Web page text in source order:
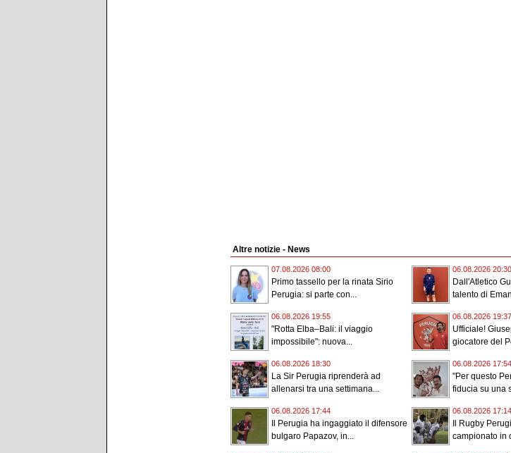
Altre notizie - News
07.08.2026 08:00
Primo tassello per la rinata Sirio
Perugia: si parte con...
06.08.2026 20:30
Dall'Atletico
talento di
06.08.2026 19:55
"Rotta Elba–Bali: il viaggio
impossibile": nuova...
06.08.2026 19:37
Ufficiale!
giocatore del
06.08.2026 18:30
La Sir Perugia riprenderà ad
allenarsi tra una settimana...
06.08.2026 17:54
"Per questo
fiducia su una
06.08.2026 17:44
Il Perugia ha ingaggiato il difensore
bulgaro Papazov, in...
06.08.2026 17:14
Il Rugby
campionato in